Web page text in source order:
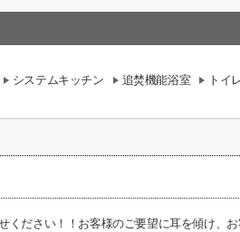
システムキッチン 追焚機能浴室 トイ
ください！！お客様のご要望に耳を傾け、